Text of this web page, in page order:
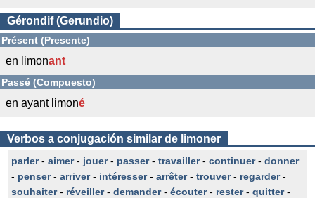
Gérondif (Gerundio)
Présent (Presente)
en limonant
Passé (Compuesto)
en ayant limoné
Verbos a conjugación similar de limoner
parler- aimer- jouer- passer- travailler- continuer- donner
- penser- arriver- intéresser- arrêter- trouver- regarder-
souhaiter- réveiller- demander- écouter- rester- quitter-